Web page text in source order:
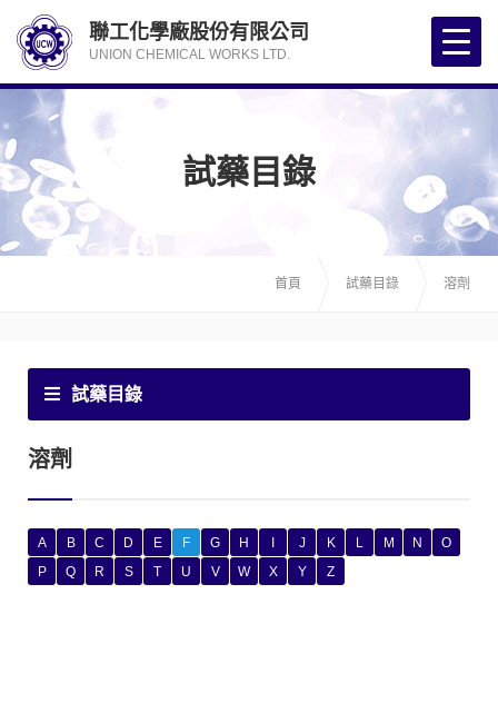
試藥目錄
首頁 試藥目錄 溶劑
試藥目錄
溶劑
A B C D E F G H J K L M N
O
P
Q R S T U V W X Y Z
聯工化學廠股份有限公司
UNION CHEMICAL WORKS LTD.